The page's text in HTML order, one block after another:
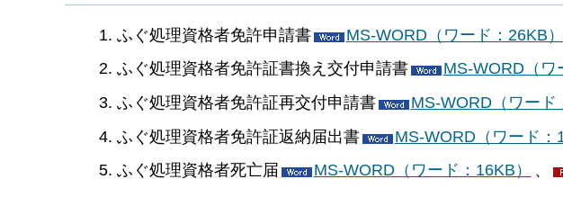
ふぐ処理資格者免許申請書 MS-WORD（ワード：26KB）
ふぐ処理資格者免許証書換え交付申請書
MS-WORD（ワ
ふぐ処理資格者免許証再交付申請書
MS-WORD（ワード
ふぐ処理資格者免許証返納届出書
MS-WORD（ワード：
ふぐ処理資格者死亡届
MS-WORD（ワード：16KB） 、